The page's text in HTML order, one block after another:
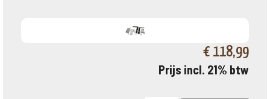
€ 118,99
Prijs incl. 21% btw